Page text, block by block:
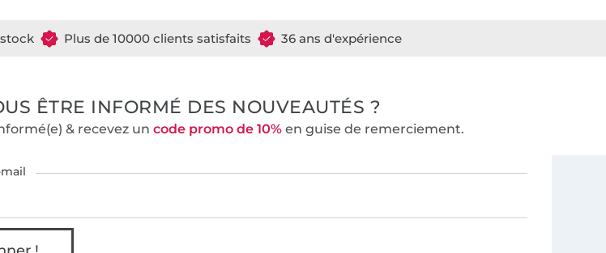
Plus de 10000 clients satisfaits 36 ans d'expérience
ÊTRE INFORMÉ DES NOUVEAUTÉS ?
& recevez un code promo de 10%en guise de remerciement.